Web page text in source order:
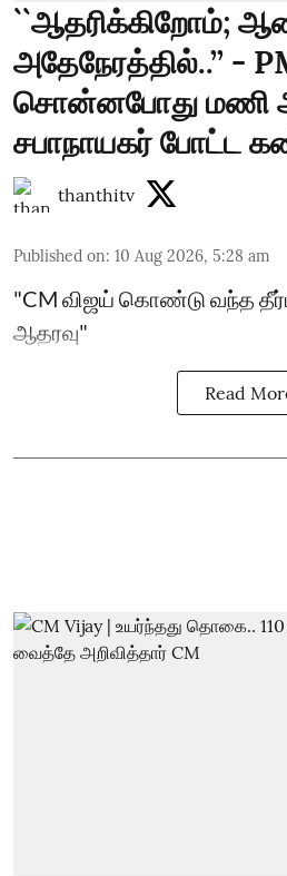
``ஆதரிக்கிறோம்;
அதேநேரத்தில்..’’ -
சொன்னபோது மணி
சபாநாயகர் போட்ட
thanthitv
Published on: 10 Aug 2026, 5:28 am
"CM விஜய் கொண்டு வந்த
ஆதரவு"
Read